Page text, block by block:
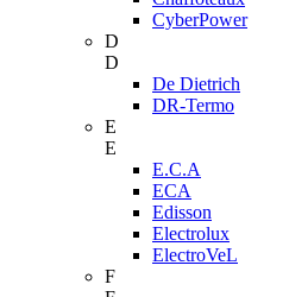
CyberPower
D
D
De Dietrich
DR-Termo
E
E
E.C.A
ECA
Edisson
Electrolux
ElectroVeL
F